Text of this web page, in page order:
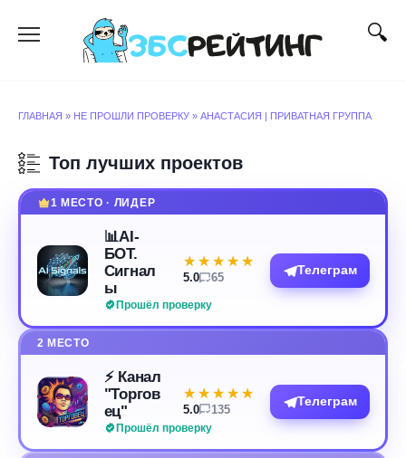
содержанию
ГЛАВНАЯ » НЕ ПРОШЛИ ПРОВЕРКУ » АНАСТАСИЯ | ПРИВАТНАЯ ГРУППА
Топ лучших проектов
1 МЕСТО · ЛИДЕР
📊AI-
БОТ.
Сигнал
ы
Прошёл проверку
★★★★★
★★★★★
5.0 65
Телеграм
2 МЕСТО
⚡️ Канал
"Торгов
ец"
Прошёл проверку
★★★★★
★★★★★
5.0 135
Телеграм